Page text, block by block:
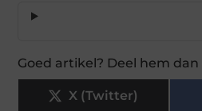
Goed artikel? Deel hem dan
X (Twitter)